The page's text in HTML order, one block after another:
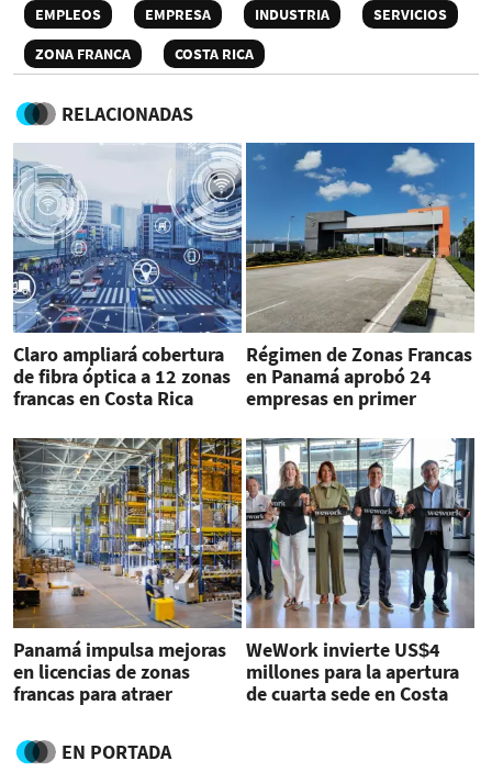
EMPLEOS EMPRESA INDUSTRIA
SERVICIOS
ZONA FRANCA
COSTA RICA
RELACIONADAS
Claro ampliará cobertura
de fibra óptica a 12 zonas
francas en Costa Rica
Régimen de Zonas Francas
en Panamá aprobó 24
empresas en primer
Panamá impulsa mejoras
en licencias de zonas
francas para atraer
WeWork invierte US$4
millones para la apertura
de cuarta sede en Costa
EN PORTADA